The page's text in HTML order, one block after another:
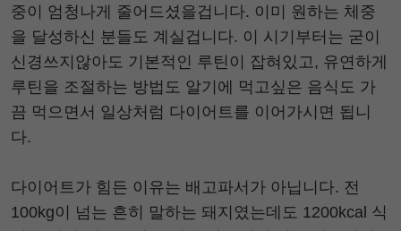
중이 엄청나게 줄어드셨을겁니다. 이미 원하는 체중
을 달성하신 분들도 계실겁니다. 이 시기부터는 굳이
신경쓰지않아도 기본적인 루틴이 잡혀있고, 유연하게
루틴을 조절하는 방법도 알기에 먹고싶은 음식도 가
끔 먹으면서 일상처럼 다이어트를 이어가시면 됩니
다.
다이어트가 힘든 이유는 배고파서가 아닙니다. 전
100kg이 넘는 흔히 말하는 돼지였는데도 1200kcal 식